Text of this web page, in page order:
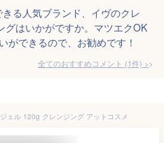
る人気ブランド、イヴのクレ
グはいかがですか。マツエクOK
ができるので、お勧めです！
全てのおすすめコメント (1件) >
ェル 120g クレンジング アットコスメ